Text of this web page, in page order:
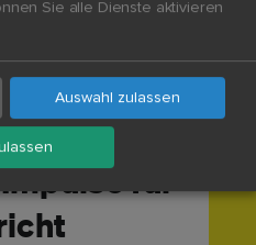
für
Sie alle Dienste aktivieren
Auswahl zulassen